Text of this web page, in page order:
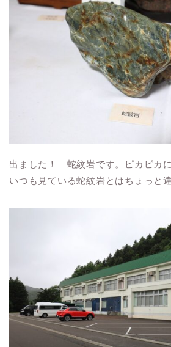
出ました！ 蛇紋岩です。ピカピカに
いつも見ている蛇紋岩とはちょっと